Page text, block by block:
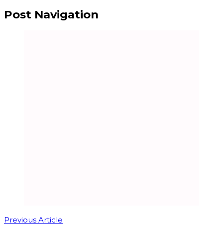
Post Navigation
Previous Article